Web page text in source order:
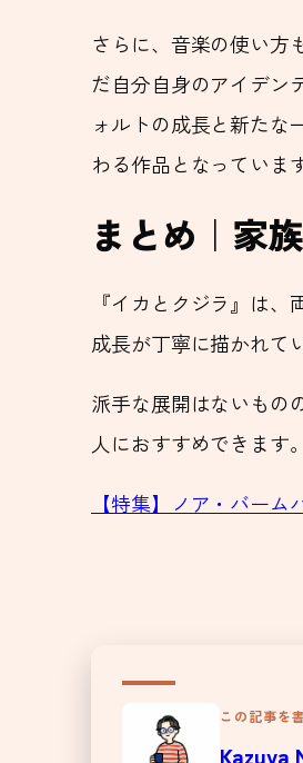
さらに、音楽の使い方
だ自分自身のアイデン
ォルトの成長と新たな
わる作品となっています
まとめ｜家
『イカとクジラ』は
成長が丁寧に描かれて
派手な展開はないもの
人におすすめできます。
【特集】ノア・バー
この記事を
Kazuya